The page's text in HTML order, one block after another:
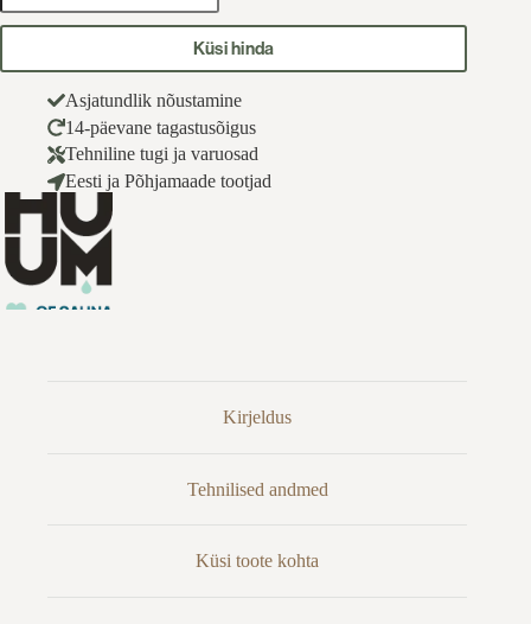
korpus
kogus
Küsi hinda
Asjatundlik nõustamine
14-päevane tagastusõigus
Tehniline tugi ja varuosad
Eesti ja Põhjamaade tootjad
Kirjeldus
Tehnilised andmed
Küsi toote kohta